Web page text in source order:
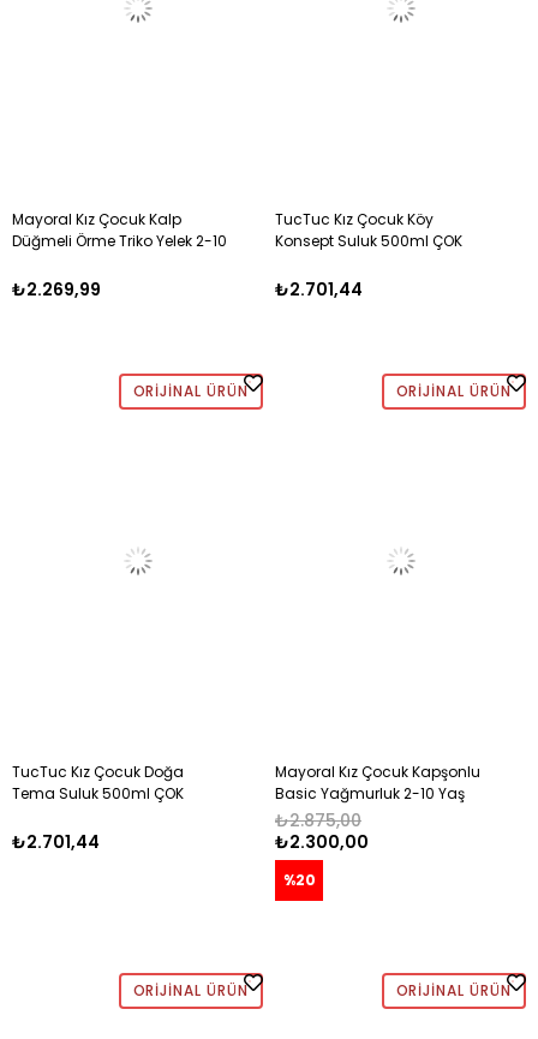
Mayoral Kız Çocuk Kalp
Düğmeli Örme Triko Yelek 2-10
₺2.269,99
TucTuc Kız Çocuk Köy
Konsept Suluk 500ml ÇOK
₺2.701,44
ORIJINAL ÜRÜN
TucTuc Kız Çocuk Doğa
Tema Suluk 500ml ÇOK
₺2.701,44
ORIJINAL ÜRÜN
Mayoral Kız Çocuk Kapşonlu
Basic Yağmurluk 2-10 Yaş
EKRU
₺2.300,00
₺2.875,00
%20
ORIJINAL ÜRÜN ORIJINAL ÜRÜN